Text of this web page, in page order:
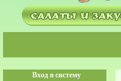
Вход в систему